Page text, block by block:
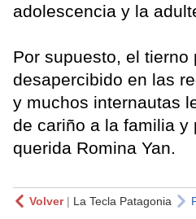
adolescencia y la
Por supuesto, el tierno
desapercibido en las
y muchos internautas
de cariño a la familia y
querida Romina Yan.
Volver| La Tecla Patagonia